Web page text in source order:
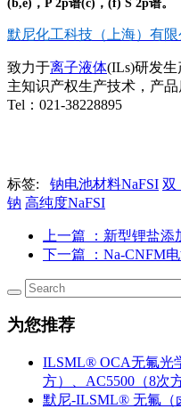
(b,e)，P 2p谱(c)，(f) S 2p谱。
默尼化工科技（上海）有限
致力于离子液体(ILs)研发
主知识产权生产技术，产
Tel：021-38228895
标签: 钠电池材料NaFSI 双
钠 高纯度NaFSI
上一篇
：新型锂盐
下一篇
：Na-CNFM
为您推荐
ILSML® OCA无氟光
方）、AC5500（8次方
默尼-ILSML® 无氟（